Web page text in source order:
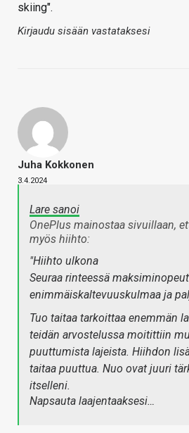
skiing".
Kirjaudu sisään vastataksesi
Juha Kokkonen
3.4.2024
Lare sanoi
OnePlus mainostaa sivuillaan,
myös hiihto:
"Hiihto ulkona
Seuraa rinteessä
enimmäiskaltevuuskulmaa ja
Tuo taitaa tarkoittaa enemmän
teidän arvostelussa moitittiin
puuttumista lajeista. Hiihdon
taitaa puuttua. Nuo ovat juuri
itselleni.
Napsauta laajentaaksesi…